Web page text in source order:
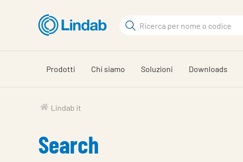
contenuto
principale
Cerca
Prodotti Chi siamo Soluzioni Downloads
Lindab it
Search